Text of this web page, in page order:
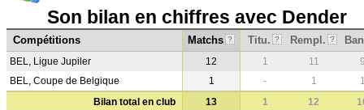
Son bilan en chiffres avec Dender
Compétitions Matchs ? Titu. ? Rempl. ?
BEL, Ligue Jupiler 12 1 11
BEL, Coupe de Belgique
1 - 1
Bilan total en club
13 1 12